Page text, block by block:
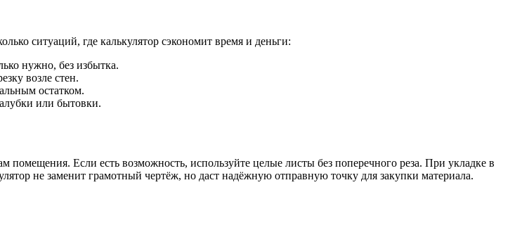
ситуаций, где калькулятор сэкономит время и деньги:
нужно, без избытка.
возле стен.
остатком.
или бытовки.
помещения. Если есть возможность, используйте целые листы без поперечного реза. При укладке в
не заменит грамотный чертёж, но даст надёжную отправную точку для закупки материала.